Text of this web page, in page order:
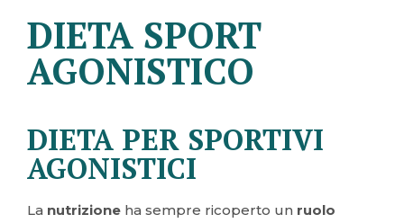
DIETA SPORT
AGONISTICO
DIETA PER SPORTIVI
AGONISTICI
La nutrizione ha sempre ricoperto un ruolo